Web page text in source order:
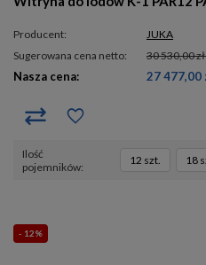
Producent:
JUKA
Sugerowana cena netto:
30 530,00 zł
Nasza cena: 27 477,00
ilość
pojemników
12 szt. 18
- 12%